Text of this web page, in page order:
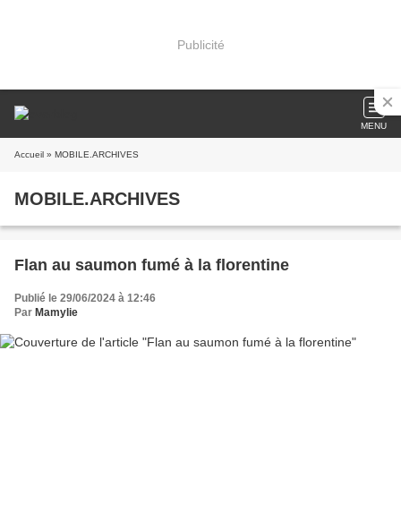
Publicité
MENU
Accueil » MOBILE.ARCHIVES
MOBILE.ARCHIVES
Flan au saumon fumé à la florentine
Publié le 29/06/2024 à 12:46
Par Mamylie